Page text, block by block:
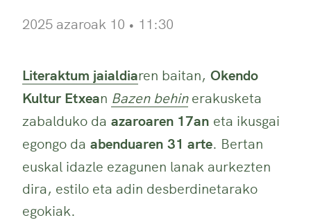
2025 azaroak 10 • 11:30
Literaktum jaialdiaren baitan, Okendo
Kultur Etxean Bazen behinerakusketa
zabalduko da azaroaren 17an eta ikusgai
egongo da abenduaren 31 arte. Bertan
euskal idazle ezagunen lanak aurkezten
dira, estilo eta adin desberdinetarako
egokiak.